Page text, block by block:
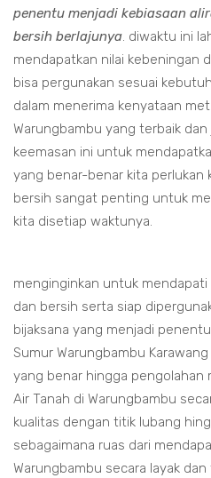
penentu menjadi kebiasaan
bersih berlajunya. diwaktu ini
mendapatkan nilai kebeningan
bisa pergunakan sesuai
dalam menerima kenyataan
Warungbambu yang terbaik dan
keemasan ini untuk
yang benar-benar kita perlukan
bersih sangat penting untuk
kita disetiap waktunya.
menginginkan untuk mendapati
dan bersih serta siap
bijaksana yang menjadi
Sumur Warungbambu
yang benar hingga pengolahan
Air Tanah di Warungbambu
kualitas dengan titik lubang
sebagaimana ruas dari
Warungbambu secara layak